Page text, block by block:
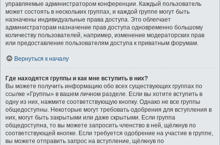
управляемые администратором конференции. Каждый пользователь
может состоять в нескольких группах, и каждой группе могут быть
назначены индивидуальные права доступа. Это облегчает
администраторам назначение прав доступа одновременно большому
количеству пользователей, например, изменение модераторских прав
или предоставление пользователям доступа к приватным форумам.
Вернуться к началу
Где находятся группы и как мне вступить в них?
Вы можете получить информацию обо всех существующих группах по
ссылке «Группы» в вашем личном разделе. Если вы хотите вступить в
одну из них, нажмите соответствующую кнопку. Однако не все группы
общедоступны. Некоторые могут требовать одобрения для вступления в
них, могут быть закрытыми или даже скрытыми. Если группа
общедоступна, то вы можете запросить членство в ней, щёлкнув по
соответствующей кнопке. Если требуется одобрение на участие в группе,
вы можете отправить запрос на вступление, щёлкнув по